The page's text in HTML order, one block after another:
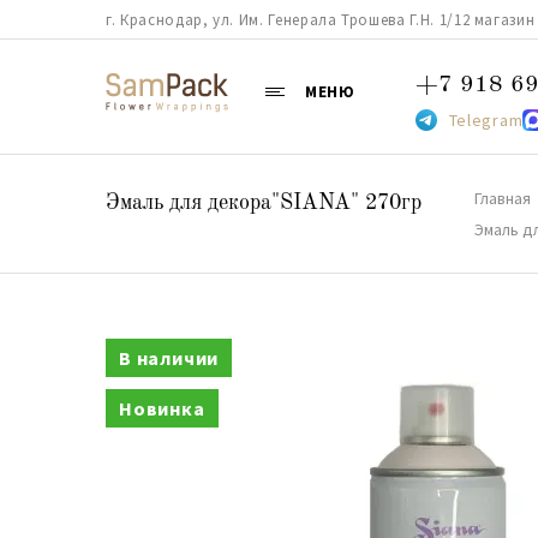
г. Краснодар, ул. Им. Генерала Трошева Г.Н. 1/12
МЕНЮ +7 918
Telegram
Эмаль для декора"SIANA" 270гр
Главная
Эмаль
В наличии
Новинка